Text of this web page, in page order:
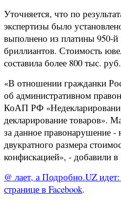
Уточняется, что по
экспертизы было
выполнено из платины 950-
бриллиантов. Стоимость
составила более 800 тыс. руб.
«В отношении гражданки
об административном
КоАП РФ
декларирование товаров».
за данное правонарушение
двукратного размера
конфискацией», - добавили в
@ лает, а Подробно.UZ
странице в Facebook.